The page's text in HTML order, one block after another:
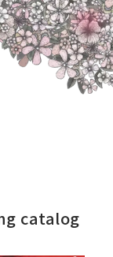
catalog